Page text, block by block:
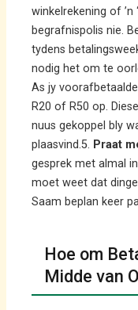
winkelrekening of
begrafnispolis nie.
tydens
nodig het om te
As jy
R20 of R50 op.
nuus gekoppel bly
plaasvind.5. Praat
gesprek met almal
moet weet dat
Saam beplan keer
Hoe om
Midde van